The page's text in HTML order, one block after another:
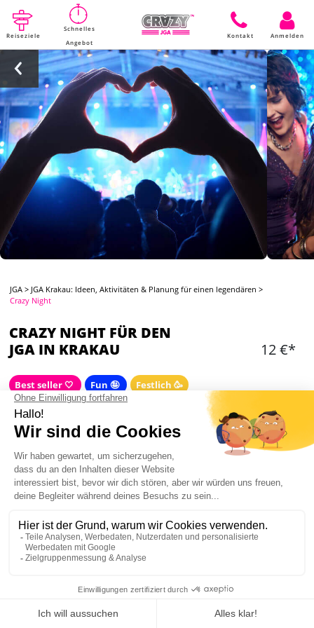
Reiseziele
Schnelles
Angebot
Kontakt Anmelden
JGA > JGA Krakau: Ideen, Aktivitäten & Planung für einen legendären >
Crazy Night
CRAZY NIGHT FÜR DEN
JGA IN KRAKAU
12 €*
Best seller 🤍 Fun 🤪 Festlich 🥳
ADDITIONAL OPTIONS
Wähle eine Option
WAS IST ENTHALTEN?
Unsere Reisebegleiterin für 5 Stunden
Mein JGA in Krakau